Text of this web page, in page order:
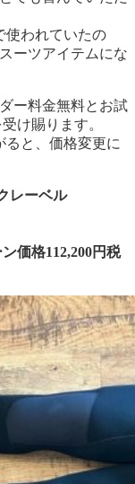
使われていたの
ーツアイテムにな
ー料金無料とお試
け賜ります。
ると、価格変更に
レーベル
価格112,200円税